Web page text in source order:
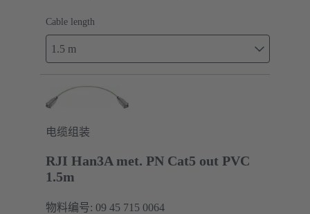
Cable length
1.5 m
电缆组装
RJI Han3A met. PN Cat5 out PVC
1.5m
物料编号: 09 45 715 0064